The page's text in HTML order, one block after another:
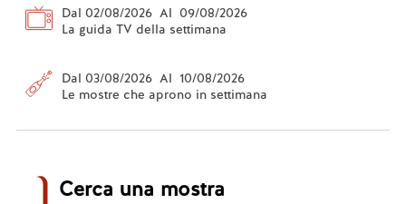
Dal 02/08/2026 Al 09/08/2026
La guida TV della settimana
Dal 03/08/2026 Al 10/08/2026
Le mostre che aprono in settimana
Cerca una mostra